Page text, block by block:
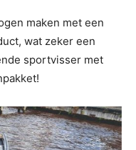
maken met een
wat zeker een
sportvisser met